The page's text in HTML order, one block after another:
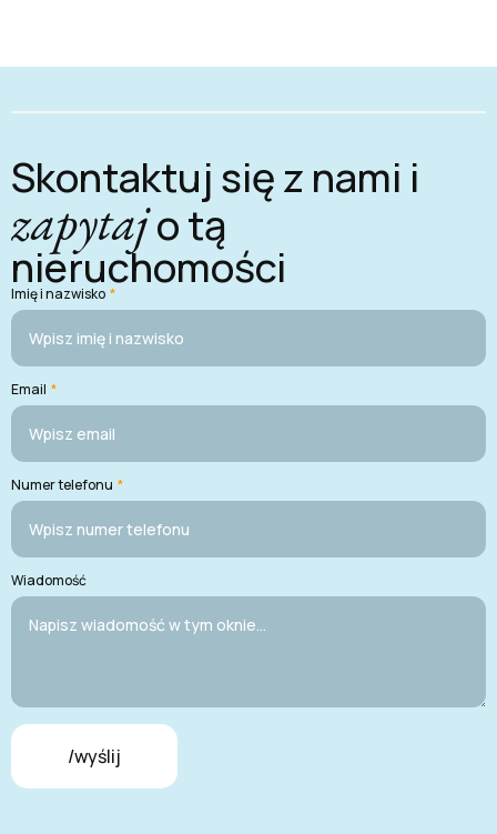
Skontaktuj się z nami i
zapytajo tą
nieruchomości
Imię i nazwisko *
Email *
Numer telefonu *
Wiadomość
/wyślij